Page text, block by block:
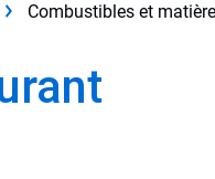
Combustibles et